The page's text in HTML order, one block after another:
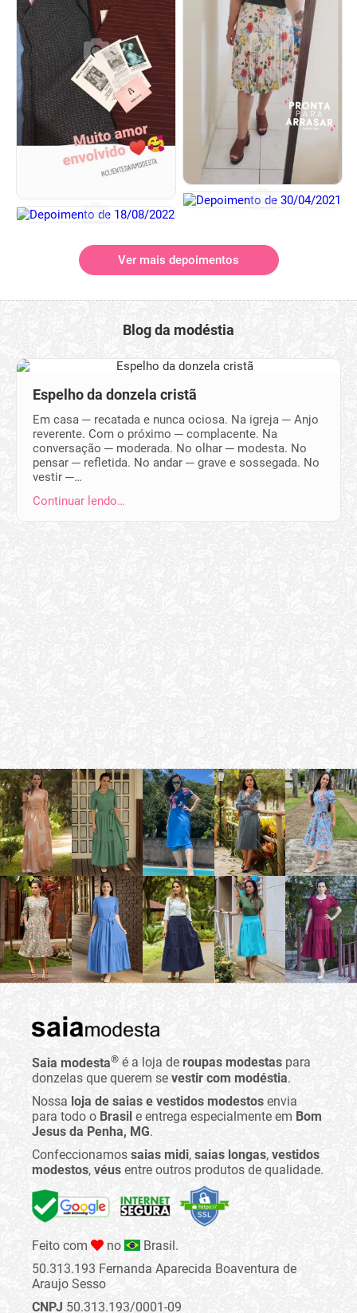
Ver mais depoimentos
Blog da modéstia
Espelho da donzela cristã
Em casa ─ recatada e nunca ociosa. Na igreja ─ Anjo
reverente. Com o próximo ─ complacente. Na
conversação ─ moderada. No olhar ─ modesta. No
pensar ─ refletida. No andar ─ grave e sossegada. No
vestir ─…
Continuar lendo…
Saia modesta® é a loja de roupas modestas para
donzelas que querem se vestir com modéstia.
Nossa loja de saias e vestidos modestos envia
para todo o Brasil e entrega especialmente em Bom
Jesus da Penha, MG.
Confeccionamos saias midi, saias longas, vestidos
modestos, véus entre outros produtos de qualidade.
Feito com no
Brasil.
50.313.193 Fernanda Aparecida Boaventura de
Araujo Sesso
CNPJ 50.313.193/0001-09